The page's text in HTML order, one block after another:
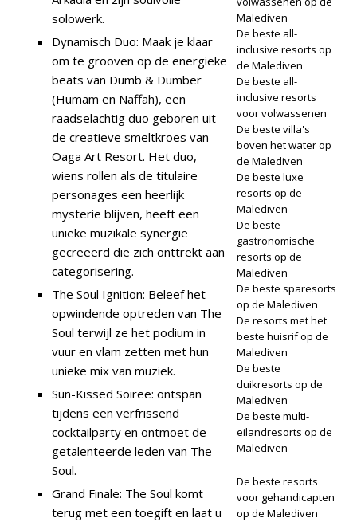
solowerk.
Dynamisch Duo: Maak je klaar
om te grooven op de energieke
beats van Dumb & Dumber
(Humam en Naffah), een
raadselachtig duo geboren uit
de creatieve smeltkroes van
Oaga Art Resort. Het duo,
wiens rollen als de titulaire
personages een heerlijk
mysterie blijven, heeft een
unieke muzikale synergie
gecreëerd die zich onttrekt aan
categorisering.
The Soul Ignition: Beleef het
opwindende optreden van The
Soul terwijl ze het podium in
vuur en vlam zetten met hun
unieke mix van muziek.
Sun-Kissed Soiree: ontspan
tijdens een verfrissend
cocktailparty en ontmoet de
getalenteerde leden van The
Soul.
Grand Finale: The Soul komt
terug met een toegift en laat u
Malediven
De beste all-
inclusive resorts op
de Malediven
De beste all-
inclusive resorts
voor volwassenen
De beste villa's
boven het water op
de Malediven
De beste luxe
resorts op de
Malediven
De beste
gastronomische
resorts op de
Malediven
De beste sparesorts
op de Malediven
De resorts met het
beste huisrif op de
Malediven
De beste
duikresorts op de
Malediven
De beste multi-
eilandresorts op de
Malediven
De beste resorts
voor gehandicapten
op de Malediven